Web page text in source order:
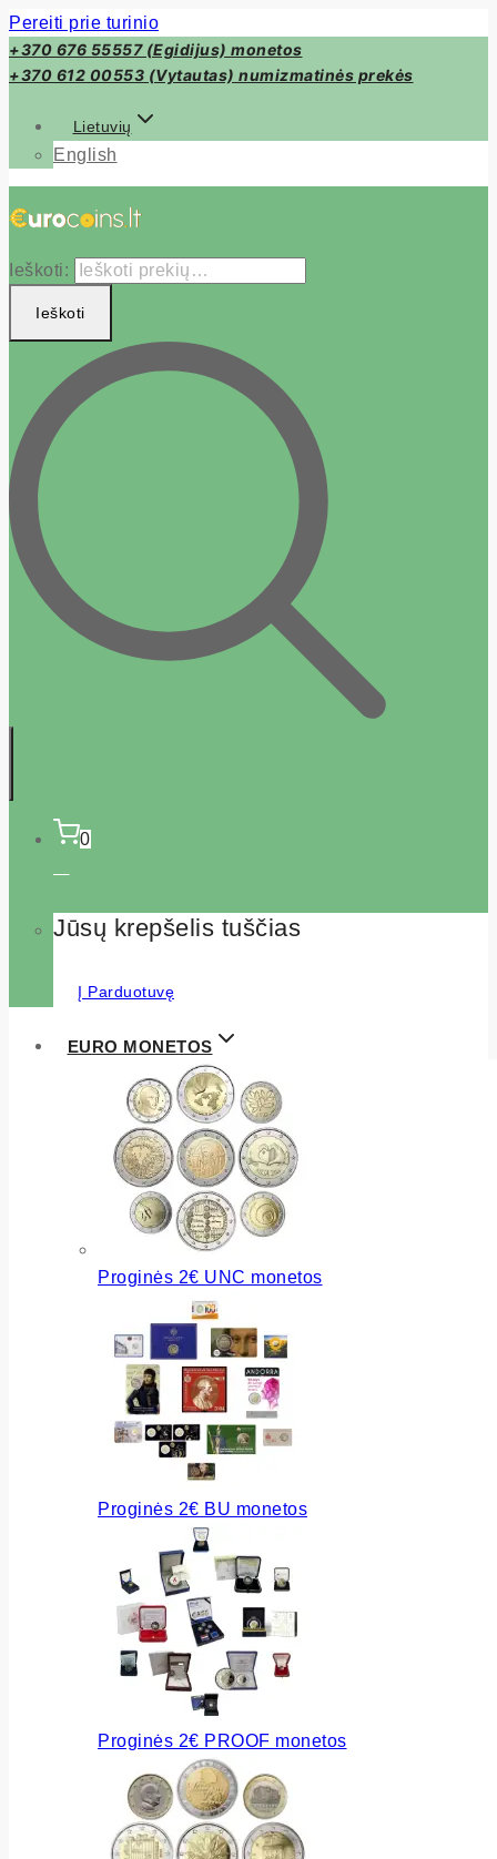
Pereiti prie turinio
+370 676 55557 (Egidijus) monetos
+370 612 00553 (Vytautas) numizmatinės prekės
Lietuvių
English
Ieškoti:
Ieškoti
0
Jūsų krepšelis tuščias
Į Parduotuvę
EURO MONETOS
Proginės 2€ UNC monetos
Proginės 2€ BU monetos
Proginės 2€ PROOF monetos